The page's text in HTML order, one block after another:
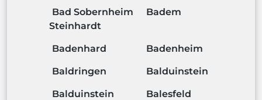
Bad Sobernheim
Steinhardt
Badem
Badenhard Badenheim
Baldringen Balduinstein
Balduinstein
Balesfeld